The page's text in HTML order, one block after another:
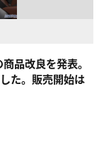
品改良を発表。
た。販売開始は